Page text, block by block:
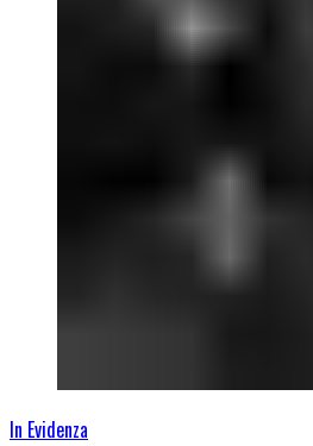
In Evidenza